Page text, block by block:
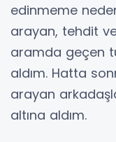
edinmeme
arayan, tehdit
aramda geçen
aldım. Hatta
arayan
altına aldım.